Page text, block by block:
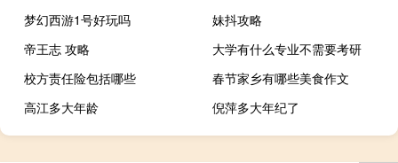
梦幻西游1号好玩吗
妹抖攻略
帝王志 攻略
大学有什么专业不需要考研
校方责任险包括哪些
春节家乡有哪些美食作文
高江多大年龄
倪萍多大年纪了